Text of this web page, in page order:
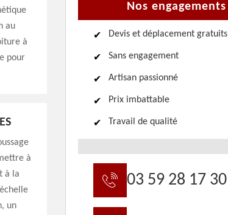
au
à
pour
à
à la
un
Nos engagements
Devis et déplacement gratuits
Sans engagement
Artisan passionné
Prix imbattable
Travail de qualité
03 59 28 17 30